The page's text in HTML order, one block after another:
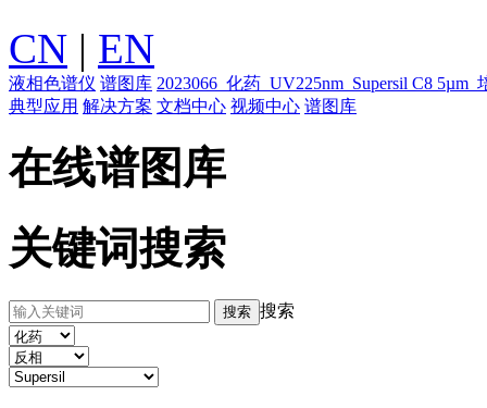
CN | EN
液相色谱仪 谱图库 2023066_化药_UV225nm_Supersil C8
典型应用 解决方案 文档中心 视频中心 谱图库
在线谱图库
关键词搜索
搜索